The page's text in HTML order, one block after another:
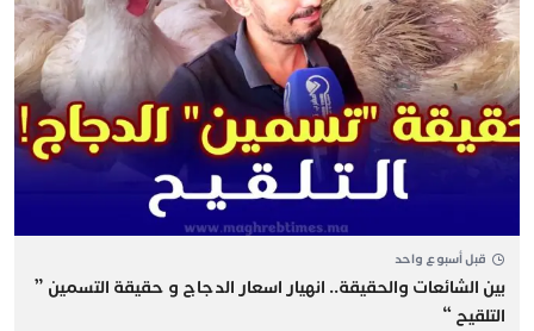
قبل أسبوع واحد
بين الشائعات والحقيقة.. انهيار اسعار الدجاج و حقيقة التسمين ”
التلقيح “